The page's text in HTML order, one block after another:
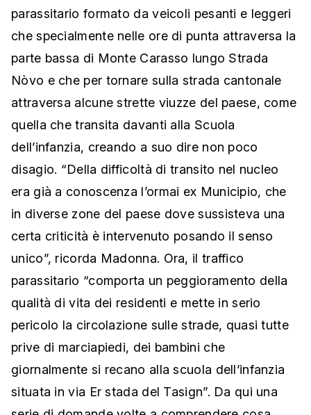
parassitario formato da veicoli pesanti e leggeri
che specialmente nelle ore di punta attraversa la
parte bassa di Monte Carasso lungo Strada
Nòvo e che per tornare sulla strada cantonale
attraversa alcune strette viuzze del paese, come
quella che transita davanti alla Scuola
dell’infanzia, creando a suo dire non poco
disagio. “Della difficoltà di transito nel nucleo
era già a conoscenza l’ormai ex Municipio, che
in diverse zone del paese dove sussisteva una
certa criticità è intervenuto posando il senso
unico”, ricorda Madonna. Ora, il traffico
parassitario “comporta un peggioramento della
qualità di vita dei residenti e mette in serio
pericolo la circolazione sulle strade, quasi tutte
prive di marciapiedi, dei bambini che
giornalmente si recano alla scuola dell’infanzia
situata in via Er stada del Tasign”. Da qui una